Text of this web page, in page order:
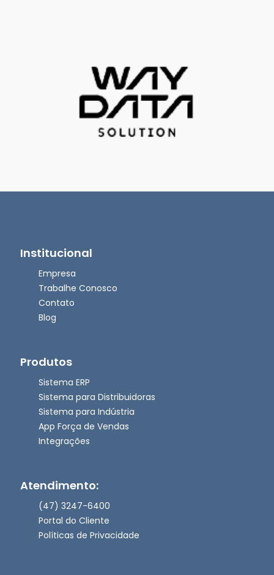
Institucional
Empresa
Trabalhe Conosco
Contato
Blog
Produtos
Sistema ERP
Sistema para Distribuidoras
Sistema para Indústria
App Força de Vendas
Integrações
Atendimento:
(47) 3247-6400
Portal do Cliente
Políticas de Privacidade